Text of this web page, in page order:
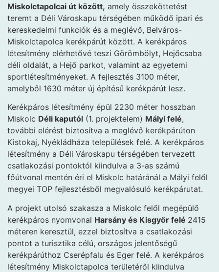
Miskolctapolcai út között, amely összeköttetést
teremt a Déli Városkapu térségében működő ipari és
kereskedelmi funkciók és a meglévő, Belváros-
Miskolctapolca kerékpárút között. A kerékpáros
létesítmény elérhetővé teszi Görömbölyt, Hejőcsaba
déli oldalát, a Hejő parkot, valamint az egyetemi
sportlétesítményeket. A fejlesztés 3100 méter,
amelyből 1630 méter új építésű kerékpárút lesz.
Kerékpáros létesítmény épül 2230 méter hosszban
Miskolc Déli kaputól (1. projektelem) Mályi felé,
további elérést biztosítva a meglévő kerékpárúton
Kistokaj, Nyékládháza települések felé. A kerékpáros
létesítmény a Déli Városkapu térségében tervezett
csatlakozási pontoktól kiindulva a 3-as számú
főútvonal mentén éri el Miskolc határánál a Mályi felől
megyei TOP fejlesztésből megvalósuló kerékpárutat.
A projekt utolsó szakasza a Miskolc felől megépülő
kerékpáros nyomvonal Harsány és Kisgyőr felé 2415
méteren keresztül, ezzel biztosítva a csatlakozási
pontot a turisztika célú, országos jelentőségű
kerékpárúthoz Cserépfalu és Eger felé. A kerékpáros
létesítmény Miskolctapolca területéről kiindulva